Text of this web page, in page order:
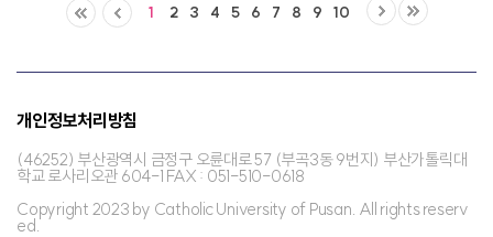
1 2 3 4 5 6 7 8 9 10
개인정보처리방침
(46252) 부산광역시 금정구 오륜대로 57 (부곡3동 9번지) 부산가톨릭대
학교 로사리오관 604-1 FAX : 051-510-0618
Copyright 2023 by Catholic University of Pusan. All rights reserv
ed.